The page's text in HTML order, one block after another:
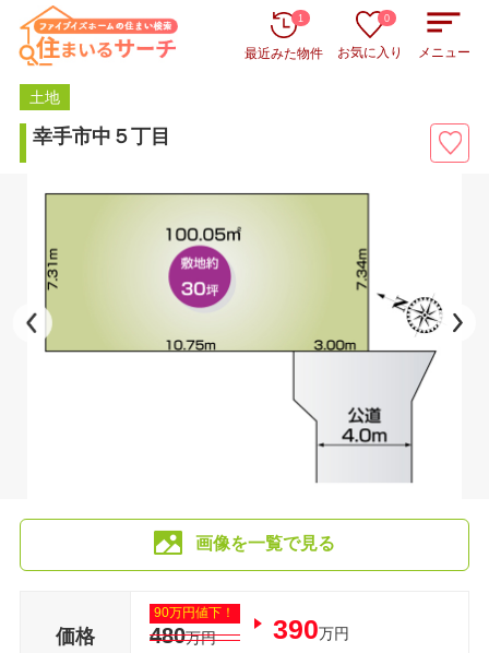
最近みた物件
1
お気に入り
0
メニュー
土地
幸手市中５丁目
画像を一覧で見る
価格
90万円値下！
480万円 390万円